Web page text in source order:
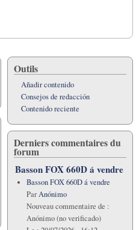
Outils
Añadir contenido
Consejos de redacción
Contenido reciente
Derniers commentaires du
forum
Basson FOX 660D á vendre
Basson FOX 660D á vendre
ParAnónimo
Nouveau commentaire de :
Anónimo (no verificado)